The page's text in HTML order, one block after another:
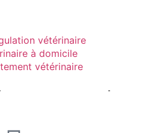
vétérinaire
à domicile
vétérinaire
-